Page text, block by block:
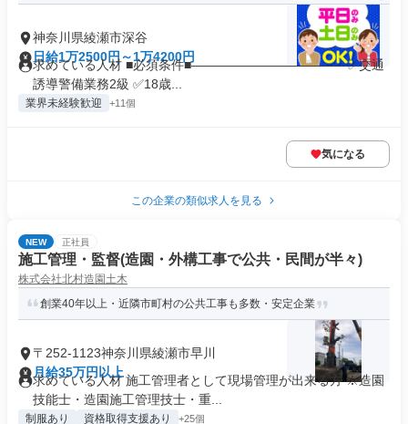
神奈川県綾瀬市深谷
日給1万2500円～1万4200円
求めている人材 ■必須条件■―――――――――――― ✅交通
誘導警備業務2級 ✅18歳...
業界未経験歓迎 +11個
気になる
この企業の類似求人を見る
NEW 正社員
施工管理・監督(造園・外構工事で公共・民間が半々)
株式会社北村造園土木
創業40年以上・近隣市町村の公共工事も多数・安定企業
〒252-1123神奈川県綾瀬市早川
月給35万円以上
求めている人材 施工管理者として現場管理が出来る方 ※造園
技能士・造園施工管理技士・重...
制服あり 資格取得支援あり +25個